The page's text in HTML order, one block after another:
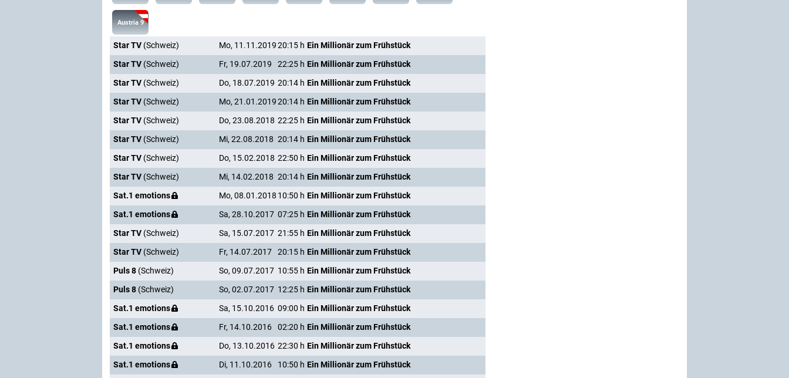
Austria 9
Star TV (Schweiz) Mo, 11.11.201920:15 h Ein Millionär zum Frühstück
Star TV (Schweiz) Fr, 19.07.2019 22:25 h Ein Millionär zum Frühstück
Star TV (Schweiz) Do, 18.07.2019 20:14 h Ein Millionär zum Frühstück
Star TV (Schweiz) Mo, 21.01.201920:14 h Ein Millionär zum Frühstück
Star TV (Schweiz) Do, 23.08.2018 22:25 h Ein Millionär zum Frühstück
Star TV (Schweiz) Mi, 22.08.2018 20:14 h Ein Millionär zum Frühstück
Star TV (Schweiz) Do, 15.02.2018 22:50 h Ein Millionär zum Frühstück
Star TV (Schweiz) Mi, 14.02.2018 20:14 h Ein Millionär zum Frühstück
Sat.1 emotions
Mo, 08.01.2018 10:50 h Ein Millionär zum Frühstück
Sat.1 emotions
Sa, 28.10.2017 07:25 h Ein Millionär zum Frühstück
Star TV (Schweiz) Sa, 15.07.2017 21:55 h Ein Millionär zum Frühstück
Star TV (Schweiz) Fr, 14.07.2017 20:15 h Ein Millionär zum Frühstück
Puls 8 (Schweiz) So, 09.07.2017 10:55 h Ein Millionär zum Frühstück
Puls 8 (Schweiz) So, 02.07.2017 12:25 h Ein Millionär zum Frühstück
Sat.1 emotions
Sa, 15.10.2016 09:00 h Ein Millionär zum Frühstück
Sat.1 emotions
Fr, 14.10.2016 02:20 h Ein Millionär zum Frühstück
Sat.1 emotions
Do, 13.10.2016 22:30 h Ein Millionär zum Frühstück
Sat.1 emotions
Di, 11.10.2016 10:50 h Ein Millionär zum Frühstück